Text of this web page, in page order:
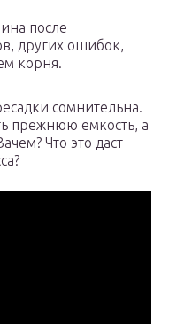
после
других ошибок,
корня.
сомнительна.
прежнюю емкость, а
Что это даст